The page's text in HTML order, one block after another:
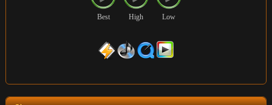
Best High Low